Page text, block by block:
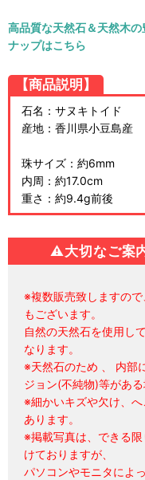
高品質な天然石＆天然木
ナップはこちら
【商品説明】
石名：サヌキトイド
産地：香川県小豆島産
珠サイズ：約6mm
内周：約17.0cm
重さ：約9.4g前後
⚠大切なご案
※複数販売致しますの
もございます。
自然の天然石を使用し
なります。
※天然石のため 、 内部
ジョン(不純物)等がある
※細かいキズや欠け、
あります。
※掲載写真は、できる
けておりますが、
パソコンやモニタによ